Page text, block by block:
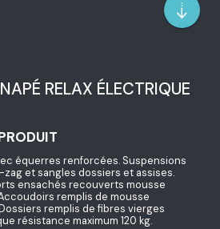
RELAX ÉLECTRIQUE
équerres renforcées. Suspensions
et sangles dossiers et assises.
ensachés recouverts mousse
remplis de mousse
remplis de fibres vierges
résistance maximum 120 kg.